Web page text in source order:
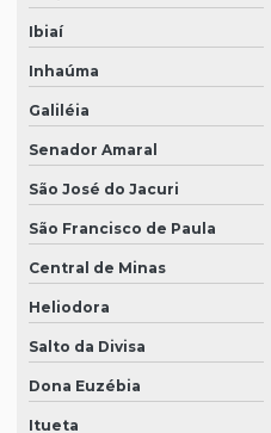
Ibiaí
Inhaúma
Galiléia
Senador Amaral
São José do Jacuri
São Francisco de Paula
Central de Minas
Heliodora
Salto da Divisa
Dona Euzébia
Itueta